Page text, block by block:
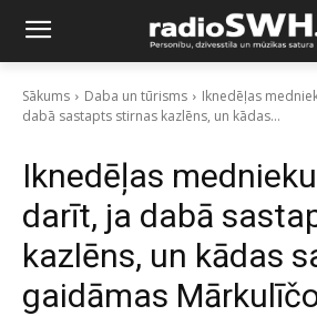
Sākums Daba un tūrisms
Iknedēļas
dabā sastapts stirnas kazlēns, un kādas...
Iknedēļas
darīt, ja dabā
kazlēns, un kādas
gaidāmas